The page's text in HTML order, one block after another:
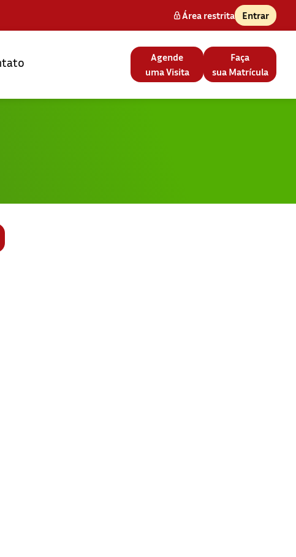
Área restrita Entrar
Agende
uma Visita
Faça
sua Matrícula